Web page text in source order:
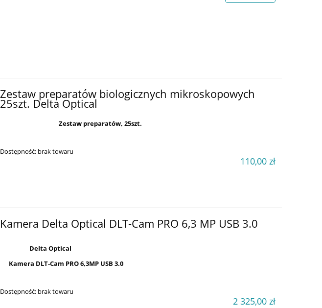
Zestaw preparatów biologicznych mikroskopowych
25szt. Delta Optical
Zestaw preparatów, 25szt.
Dostępność: brak towaru
110,00 zł
Kamera Delta Optical DLT-Cam PRO 6,3 MP USB 3.0
Delta Optical
Kamera DLT-Cam PRO 6,3MP USB 3.0
Dostępność: brak towaru
2 325,00 zł